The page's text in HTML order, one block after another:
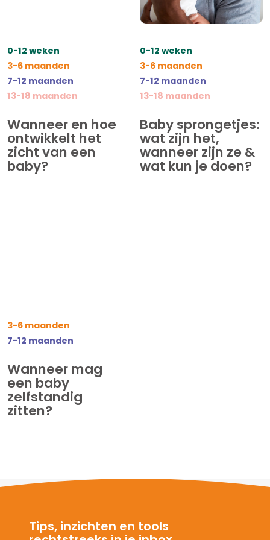
0-12 weken
3-6 maanden
7-12 maanden
13-18 maanden
Wanneer en hoe
ontwikkelt het
zicht van een
baby?
0-12 weken
3-6 maanden
7-12 maanden
13-18 maanden
Baby sprongetjes:
wat zijn het,
wanneer zijn ze &
wat kun je doen?
3-6 maanden
7-12 maanden
Wanneer mag
een baby
zelfstandig
zitten?
Tips, inzichten en tools